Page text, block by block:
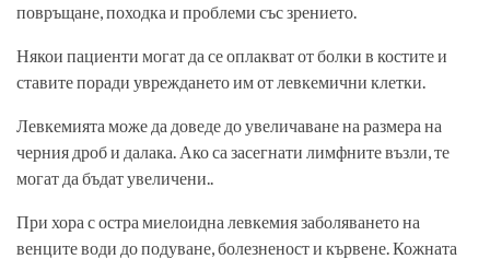
повръщане, походка и проблеми със зрението.
Някои пациенти могат да се оплакват от болки в костите и
ставите поради увреждането им от левкемични клетки.
Левкемията може да доведе до увеличаване на размера на
черния дроб и далака. Ако са засегнати лимфните възли, те
могат да бъдат увеличени..
При хора с остра миелоидна левкемия заболяването на
венците води до подуване, болезненост и кървене. Кожната